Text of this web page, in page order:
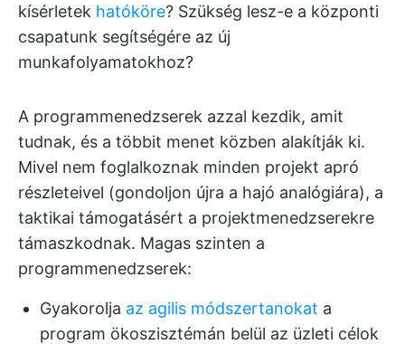
kísérletek hatóköre? Szükség lesz-e a központi
csapatunk segítségére az új
munkafolyamatokhoz?
A programmenedzserek azzal kezdik, amit
tudnak, és a többit menet közben alakítják ki.
Mivel nem foglalkoznak minden projekt apró
részleteivel (gondoljon újra a hajó analógiára), a
taktikai támogatásért a projektmenedzserekre
támaszkodnak. Magas szinten a
programmenedzserek:
Gyakorolja az agilis módszertanokat a
program ökoszisztémán belül az üzleti célok